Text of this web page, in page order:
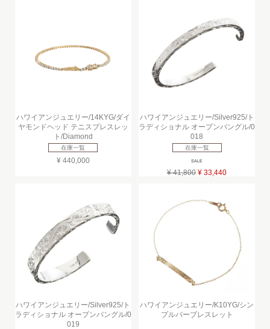
ハワイアンジュエリー/14KYG/ダイ
ヤモンドヘッド テニスブレスレッ
ト/Diamond
在庫一覧
¥ 440,000
ハワイアンジュエリー/Silver925/ト
ラディショナル オープンバングル/0
018
在庫一覧
SALE
¥ 41,800 ¥ 33,440
ハワイアンジュエリー/Silver925/ト
ラディショナル オープンバングル/0
019
ハワイアンジュエリー/K10YG/シン
プルバーブレスレット